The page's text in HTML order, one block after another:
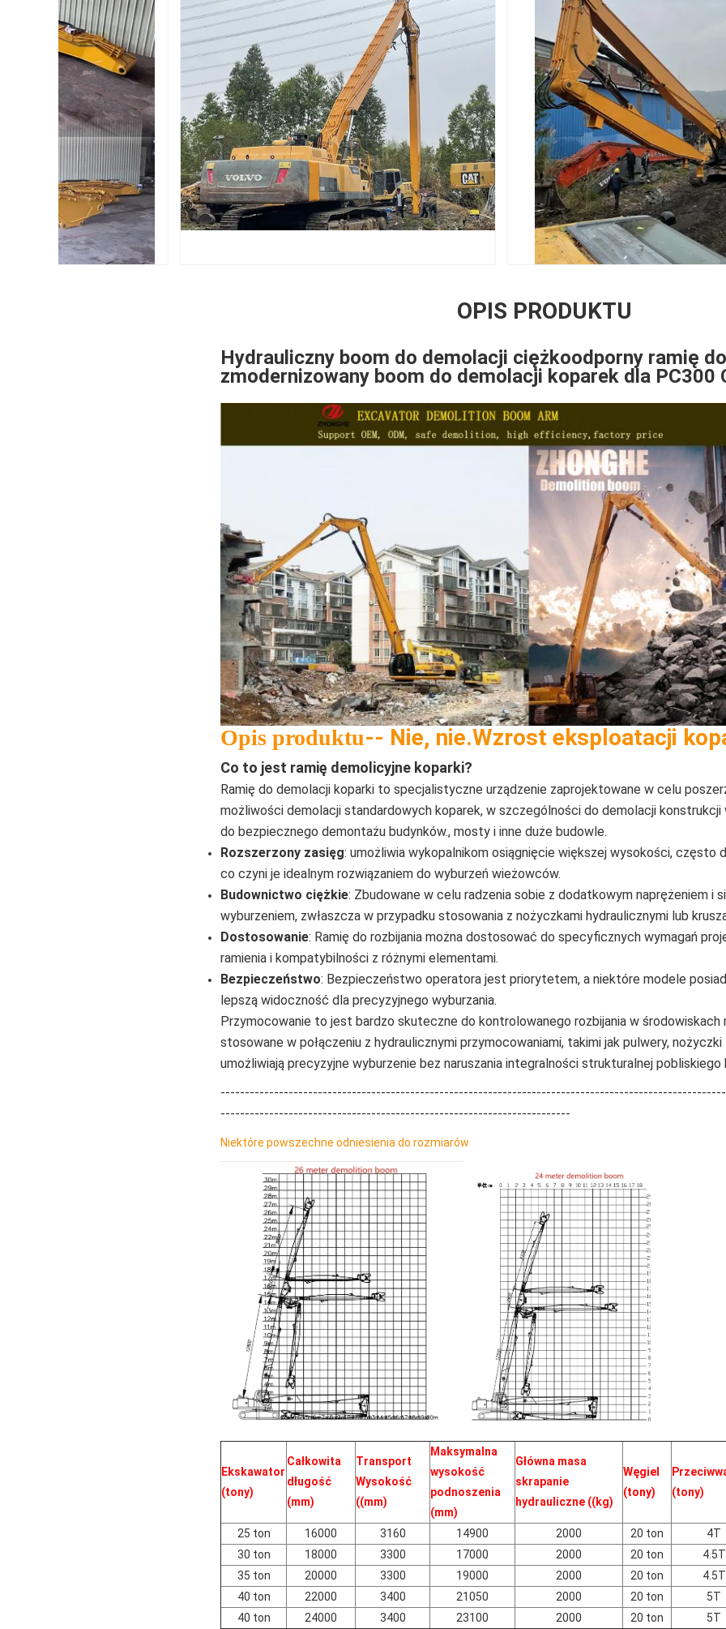
OPIS PRODUKTU
Hydrauliczny boom do demolacji ciężkoodporny ramię
zmodernizowany boom do demolacji koparek dla PC300
Opis produktu-- Nie, nie.Wzrost eksploatacji
Co to jest ramię demolicyjne koparki?
Ramię do demolacji koparki to specjalistyczne urządzenie zaprojektowane w celu
możliwości demolacji standardowych koparek, w szczególności do demolacji konstrukcji
do bezpiecznego demontażu budynków., mosty i inne duże budowle.
Rozszerzony zasięg: umożliwia wykopalnikom osiągnięcie większej wysokości, często
co czyni je idealnym rozwiązaniem do wyburzeń wieżowców.
Budownictwo ciężkie: Zbudowane w celu radzenia sobie z dodatkowym naprężeniem i
wyburzeniem, zwłaszcza w przypadku stosowania z nożyczkami hydraulicznymi lub
Dostosowanie: Ramię do rozbijania można dostosować do specyficznych wymagań
ramienia i kompatybilności z różnymi elementami.
Bezpieczeństwo: Bezpieczeństwo operatora jest priorytetem, a niektóre modele
lepszą widoczność dla precyzyjnego wyburzania.
Przymocowanie to jest bardzo skuteczne do kontrolowanego rozbijania w środowiskach
stosowane w połączeniu z hydraulicznymi przymocowaniami, takimi jak pulwery,
umożliwiają precyzyjne wyburzenie bez naruszania integralności strukturalnej pobliskiego
------------------------------------------------------------------------
Niektóre powszechne odniesienia do rozmiarów
Ekskawator
(tony)
Całkowita
długość
(mm)
Transport
Wysokość
((mm)
Maksymalna
wysokość
podnoszenia
(mm)
Główna masa
skrapanie
hydrauliczne ((kg)
Węgiel
(tony)
(tony)
25 ton 16000 3160 14900 2000 20 ton
4T
30 ton
18000 3300 17000 2000 20 ton
4.5T
35 ton
20000 3300 19000 2000 20 ton
4.5T
40 ton
22000 3400 21050 2000 20 ton
5T
40 ton
24000 3400 23100 2000 20 ton 5T